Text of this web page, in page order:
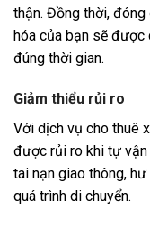
thận. Đồng thời,
hóa của bạn sẽ được
đúng thời gian.
Giảm thiểu rủi ro
Với dịch vụ cho thuê
được rủi ro khi tự vận
tai nạn giao thông,
quá trình di chuyển.